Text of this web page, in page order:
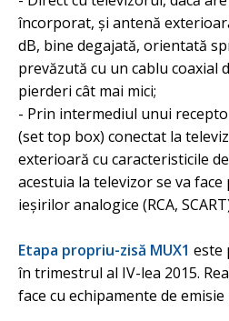
încorporat, şi antenă
dB, bine degajată, orientată
prevăzută cu un cablu coaxial
pierderi cât mai mici;
- Prin intermediul unui
(set top box) conectat la
exterioară cu caracteristicile
acestuia la televizor se va
ieşirilor analogice (RCA,
Etapa propriu-zisă MUX1 este
în trimestrul al IV-lea 2015.
face cu echipamente de emisie